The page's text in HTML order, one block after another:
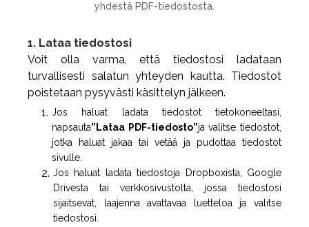
yhdestä PDF-tiedostosta.
1. Lataa tiedostosi
Voit olla varma, että tiedostosi ladataan
turvallisesti salatun yhteyden kautta. Tiedostot
poistetaan pysyvästi käsittelyn jälkeen.
Jos haluat ladata tiedostot tietokoneeltasi,
napsauta”Lataa PDF-tiedosto”ja valitse tiedostot,
jotka haluat jakaa tai vetää ja pudottaa tiedostot
sivulle.
Jos haluat ladata tiedostoja Dropboxista, Google
Drivesta tai verkkosivustolta, jossa tiedostosi
sijaitsevat, laajenna avattavaa luetteloa ja valitse
tiedostosi.